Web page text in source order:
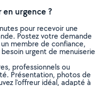
en urgence ?
pour recevoir une
Postez votre demande
membre de confiance,
urgent de menuiserie
professionnels ou
Présentation, photos de
l'offreur idéal, adapté à